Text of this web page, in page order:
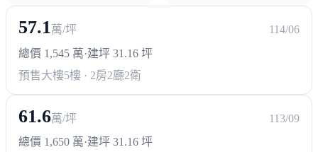
57.1萬/坪
114/06
總價 1,545 萬·建坪 31.16 坪
預售大樓5樓 · 2房2廳2衛
61.6萬/坪
113/09
總價 1,650 萬·建坪 31.16 坪